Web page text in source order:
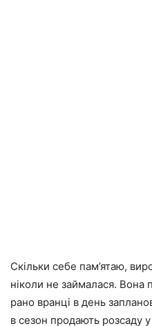
Скільки себе пам’ятаю,
ніколи не займалася. Вона
рано вранці в день
в сезон продають розсаду